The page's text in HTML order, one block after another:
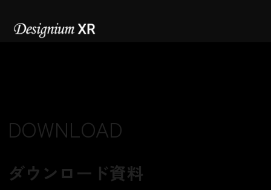
DOWNLOAD
ダウンロード資料